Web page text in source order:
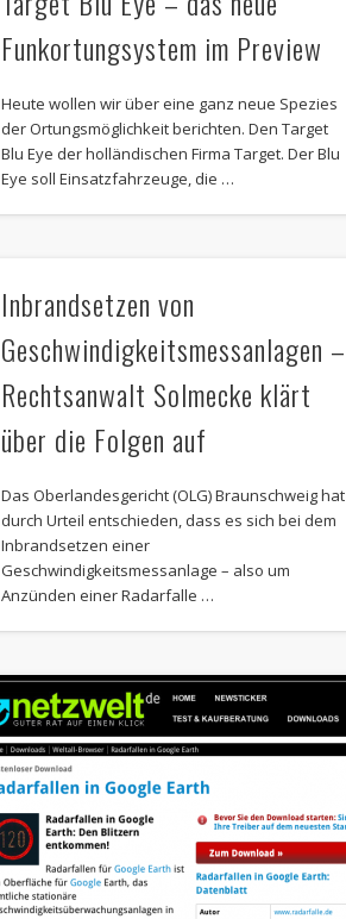
Funkortungsystem im Preview
Heute wollen wir über eine ganz neue Spezies
der Ortungsmöglichkeit berichten. Den Target
Blu Eye der holländischen Firma Target. Der Blu
Eye soll Einsatzfahrzeuge, die …
Inbrandsetzen von
Geschwindigkeitsmessanlagen –
Rechtsanwalt Solmecke klärt
über die Folgen auf
Das Oberlandesgericht (OLG) Braunschweig hat
durch Urteil entschieden, dass es sich bei dem
Inbrandsetzen einer
Geschwindigkeitsmessanlage – also um
Anzünden einer Radarfalle …